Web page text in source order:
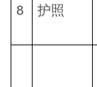
8 护照